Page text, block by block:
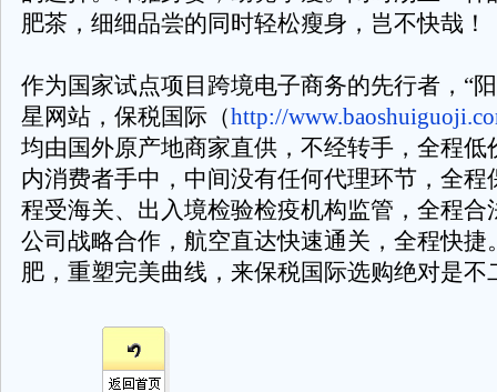
肥茶，细细品尝的同时轻松瘦身，岂不快哉！
作为国家试点项目跨境电子商务的先行者，“
星网站，保税国际（http://
均由国外原产地商家直供，不经转手，全程低
内消费者手中，中间没有任何代理环节，全程
程受海关、出入境检验检疫机构监管，全程合
公司战略合作，航空直达快速通关，全程快捷
肥，重塑完美曲线，来保税国际选购绝对是不